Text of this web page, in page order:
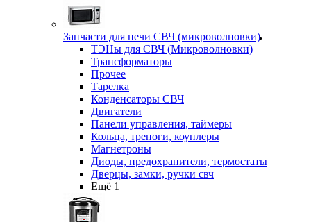
Запчасти для печи СВЧ (микроволновки)
ТЭНы для СВЧ (Микроволновки)
Трансформаторы
Прочее
Тарелка
Конденсаторы СВЧ
Двигатели
Панели управления, таймеры
Кольца, треноги, коуплеры
Магнетроны
Диоды, предохранители, термостаты
Дверцы, замки, ручки свч
Ещё 1